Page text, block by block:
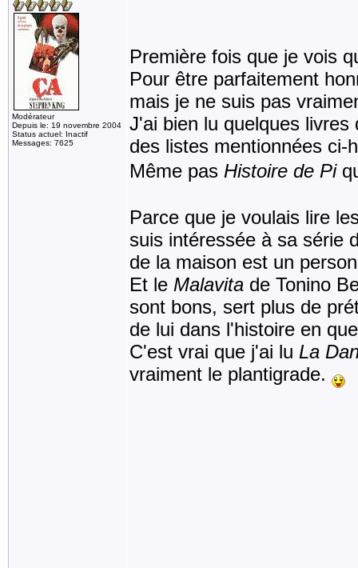
Modérateur
Depuis le: 19 novembre 2004
Status actuel: Inactif
Messages: 7625
Première fois que je vois
Pour être parfaitement
mais je ne suis pas
J'ai bien lu quelques
des listes mentionnées ci-
Même pas Histoire de Pi
Parce que je voulais lire
suis intéressée à sa série
de la maison est un
Et le Malavita de Tonino
sont bons, sert plus de
de lui dans l'histoire en
C'est vrai que j'ai lu La
vraiment le plantigrade.